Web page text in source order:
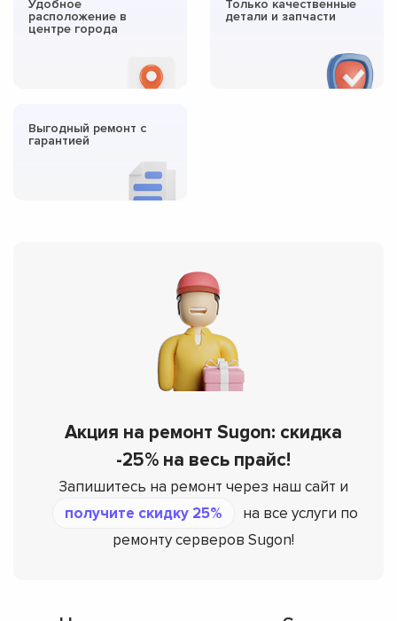
Удобное
расположение в
центре города
Только качественные
детали и запчасти
Выгодный ремонт с
гарантией
Акция на ремонт Sugon: скидка
-25% на весь прайс!
Запишитесь на ремонт через наш сайт и
получите скидку 25%
на все услуги по
ремонту серверов Sugon!